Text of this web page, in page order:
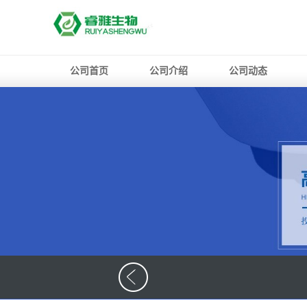
公司首页 公司介绍 公司动态